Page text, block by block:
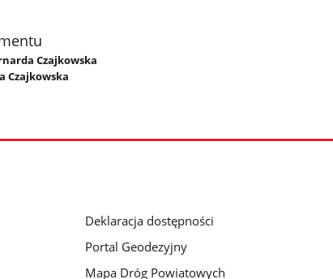
Czajkowska
Czajkowska
Deklaracja dostępności
Portal Geodezyjny
Mapa Dróg Powiatowych